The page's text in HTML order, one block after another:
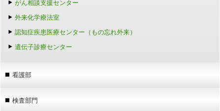
がん相談支援センター
外来化学療法室
認知症疾患医療センター（もの忘れ外来）
遺伝子診療センター
看護部
検査部門